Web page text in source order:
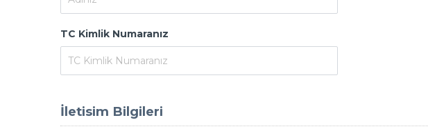
TC Kimlik Numaranız
İletisim Bilgileri